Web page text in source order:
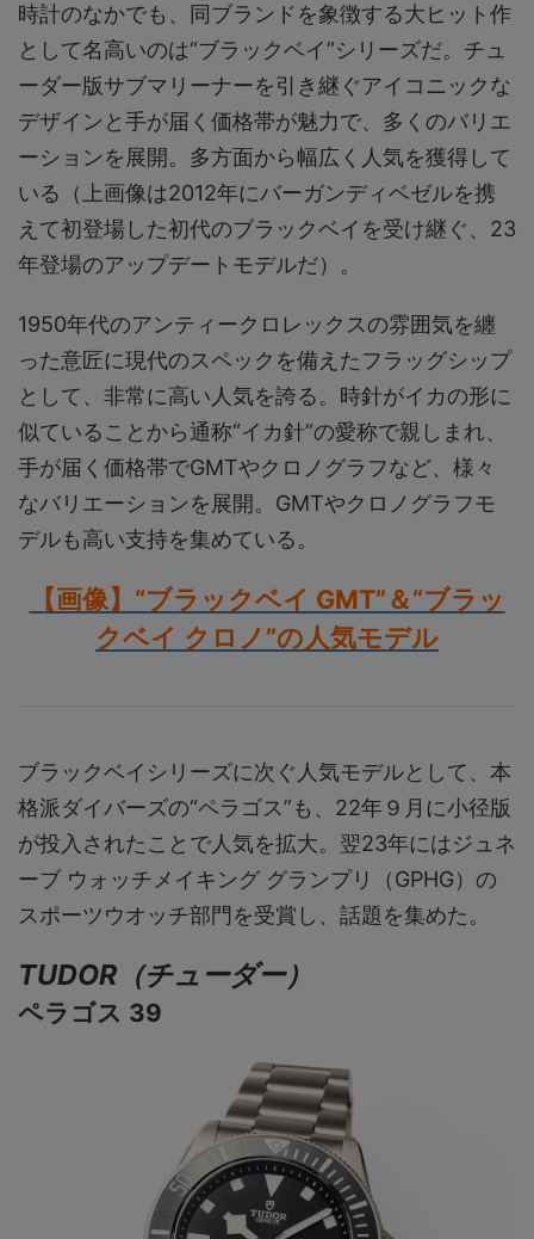
時計のなかでも、同ブランドを象徴する大ヒット作
として名高いのは“ブラックベイ”シリーズだ。チュ
ーダー版サブマリーナーを引き継ぐアイコニックな
デザインと手が届く価格帯が魅力で、多くのバリエ
ーションを展開。多方面から幅広く人気を獲得して
いる（上画像は2012年にバーガンディベゼルを携
えて初登場した初代のブラックベイを受け継ぐ、23
年登場のアップデートモデルだ）。
1950年代のアンティークロレックスの雰囲気を纏
った意匠に現代のスペックを備えたフラッグシップ
として、非常に高い人気を誇る。時針がイカの形に
似ていることから通称“イカ針”の愛称で親しまれ、
手が届く価格帯でGMTやクロノグラフなど、様々
なバリエーションを展開。GMTやクロノグラフモ
デルも高い支持を集めている。
【画像】“ブラックベイ GMT”＆“ブラッ
クベイ クロノ”の人気モデル
ブラックベイシリーズに次ぐ人気モデルとして、本
格派ダイバーズの“ペラゴス”も、22年９月に小径版
が投入されたことで人気を拡大。翌23年にはジュネ
ーブ ウォッチメイキング グランプリ（GPHG）の
スポーツウオッチ部門を受賞し、話題を集めた。
TUDOR（チューダー）
ペラゴス 39